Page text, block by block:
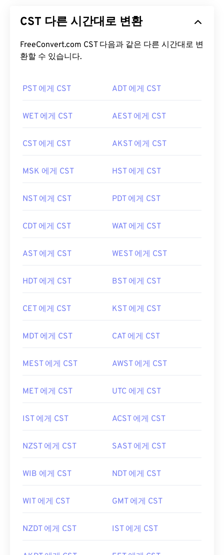
CST 다른 시간대로 변환
FreeConvert.com CST 다음과 같은 다른 시간대로 변
환할 수 있습니다.
PST 에게 CST ADT 에게 CST
WET 에게 CST AEST 에게 CST
CST 에게 CST AKST 에게 CST
MSK 에게 CST HST 에게 CST
NST 에게 CST PDT 에게 CST
CDT 에게 CST WAT 에게 CST
AST 에게 CST WEST 에게 CST
HDT 에게 CST BST 에게 CST
CET 에게 CST KST 에게 CST
MDT 에게 CST CAT 에게 CST
MEST 에게 CST AWST 에게 CST
MET 에게 CST UTC 에게 CST
IST 에게 CST ACST 에게 CST
NZST 에게 CST SAST 에게 CST
WIB 에게 CST NDT 에게 CST
WIT 에게 CST GMT 에게 CST
NZDT 에게 CST IST 에게 CST